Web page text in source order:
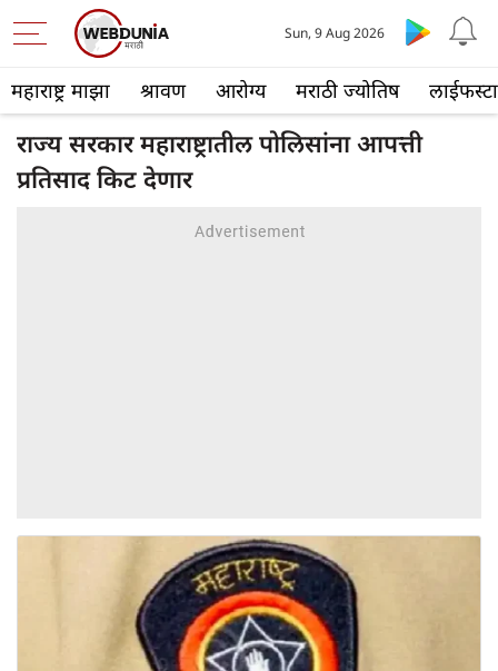
महाराष्ट्र माझा श्रावण आरोग्य मराठी ज्योतिष
Sun, 9 Aug 2026
राज्य सरकार महाराष्ट्रातील पोलिसांना आपत्ती
प्रतिसाद किट देणार